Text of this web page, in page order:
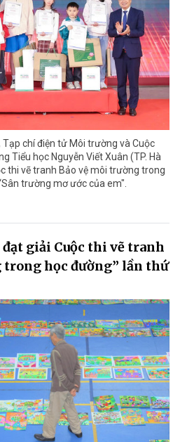
chí điện tử Môi trường và Cuộc
Tiểu học Nguyễn Viết Xuân (TP. Hà
thi vẽ tranh Bảo vệ môi trường trong
trường mơ ước của em".
giải Cuộc thi vẽ tranh
trong học đường” lần thứ